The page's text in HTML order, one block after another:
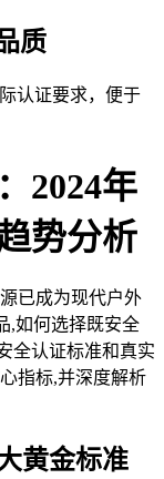
质
认证要求，便于
2024年
势分析
已成为现代户外
,如何选择既安全
全认证标准和真实
指标,并深度解析
黄金标准